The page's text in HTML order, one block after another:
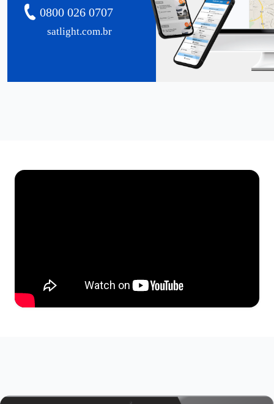
satlight.com.br
0800 026 0707